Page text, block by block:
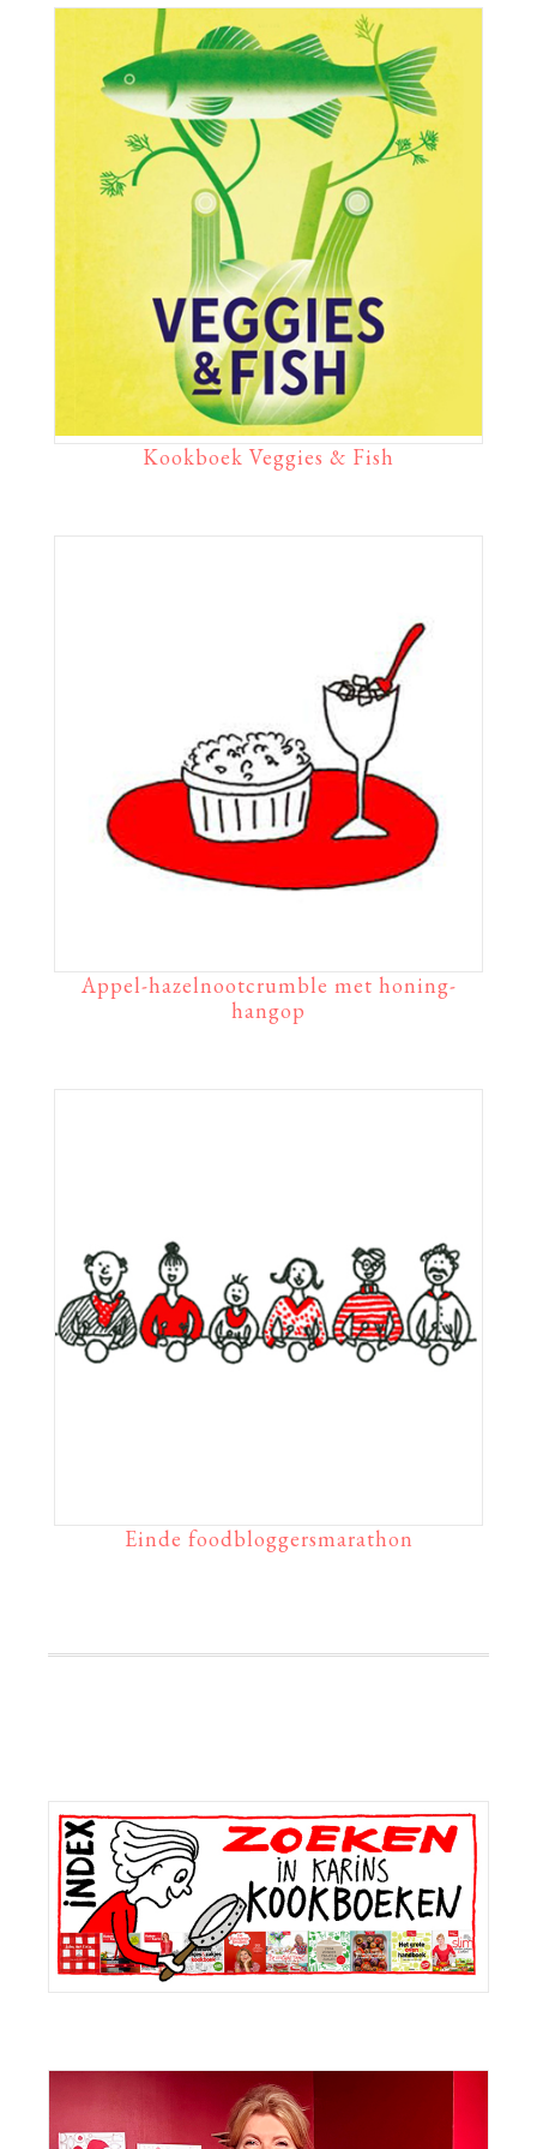
Kookboek Veggies & Fish
Appel-hazelnootcrumble met honing-
hangop
Einde foodbloggersmarathon
Primaire
Sidebar